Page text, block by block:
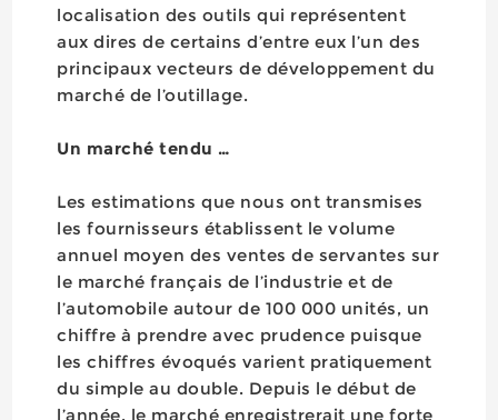
localisation des outils qui représentent
aux dires de certains d’entre eux l’un des
principaux vecteurs de développement du
marché de l’outillage.
Un marché tendu …
Les estimations que nous ont transmises
les fournisseurs établissent le volume
annuel moyen des ventes de servantes sur
le marché français de l’industrie et de
l’automobile autour de 100 000 unités, un
chiffre à prendre avec prudence puisque
les chiffres évoqués varient pratiquement
du simple au double. Depuis le début de
l’année, le marché enregistrerait une forte